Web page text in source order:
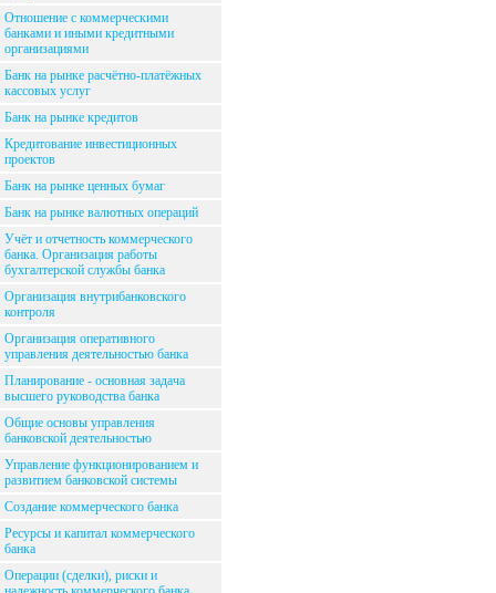
Отношение с коммерческими
банками и иными кредитными
организациями
Банк на рынке расчётно-платёжных
кассовых услуг
Банк на рынке кредитов
Кредитование инвестиционных
проектов
Банк на рынке ценных бумаг
Банк на рынке валютных операций
Учёт и отчетность коммерческого
банка. Организация работы
бухгалтерской службы банка
Организация внутрибанковского
контроля
Организация оперативного
управления деятельностью банка
Планирование - основная задача
высшего руководства банка
Общие основы управления
банковской деятельностью
Управление функционированием и
развитием банковской системы
Создание коммерческого банка
Ресурсы и капитал коммерческого
банка
Операции (сделки), риски и